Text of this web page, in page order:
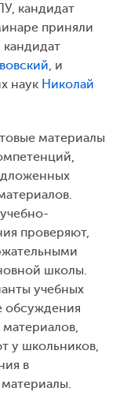
кандидат
приняли
, и
наук Николай
материалы
проверяют,
школы.
учебных
обсуждения
у школьников,
в